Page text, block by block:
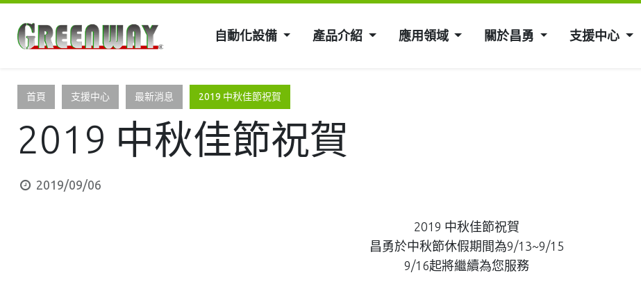
自動化設備 產品介紹 應用領域 關於昌勇 支援中心
首頁 支援中心 最新消息 2019 中秋佳節祝賀
2019 中秋佳節祝賀
2019/09/06
2019 中秋佳節祝賀
昌勇於中秋節休假期間為9/13~9/15
9/16起將繼續為您服務